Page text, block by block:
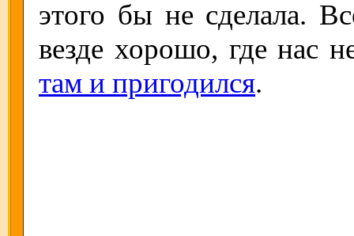
этого бы не сделала.
везде хорошо, где нас
там и пригодился.